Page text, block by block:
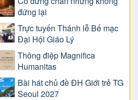
đứng lại
Trực tuyến Thánh lễ Bế mạc
Đại Hội Giáo Lý
Thông điệp Magnifica
Humanitas
Bài hát chủ đề ĐH Giới trẻ TG
Seoul 2027